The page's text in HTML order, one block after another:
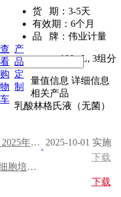
货 期： 3-5天
有效期： 6个月
品 牌： 伟业计量
100mL, 3组分
查
看
购
物
车
产
品
定
制
量值信息 详细信息
相关产品
乳酸林格氏液（无菌）
WYJLBZ-0004 《中国药典》2025年版 四部
2025-10-01 实施
下载
HG/T 3935-2007 哺乳类动物细胞培养基
下载